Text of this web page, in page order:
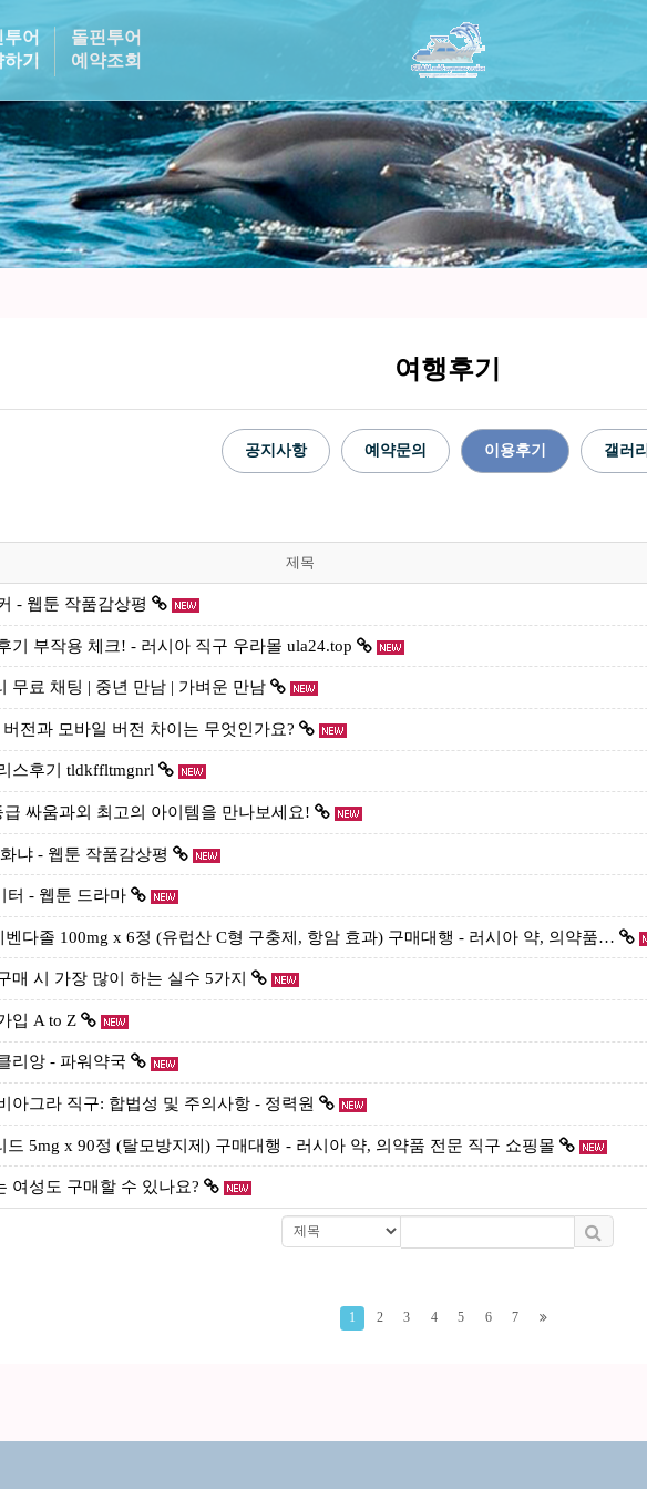
어
기
돌핀투어
예약조회
여행후기
공지사항 예약문의 이용후기 갤러리
제목
- 웹툰 작품감상평
기 부작용 체크! - 러시아 직구 우라몰 ula24.top
무료 채팅 | 중년 만남 | 가벼운 만남
버전과 모바일 버전 차이는 무엇인가요?
스후기 tldkffltmgnrl
급 싸움과외 최고의 아이템을 만나보세요!
냐 - 웹툰 작품감상평
터 - 웹툰 드라마
벤다졸 100mg x 6정 (유럽산 C형 구충제, 항암 효과) 구매대행 - 러시아 약, 의약품…
매 시 가장 많이 하는 실수 5가지
입 A to Z
리앙 - 파워약국
아그라 직구: 합법성 및 주의사항 - 정력원
드 5mg x 90정 (탈모방지제) 구매대행 - 러시아 약, 의약품 전문 직구 쇼핑몰
여성도 구매할 수 있나요?
1 2 3 4 5 6 7